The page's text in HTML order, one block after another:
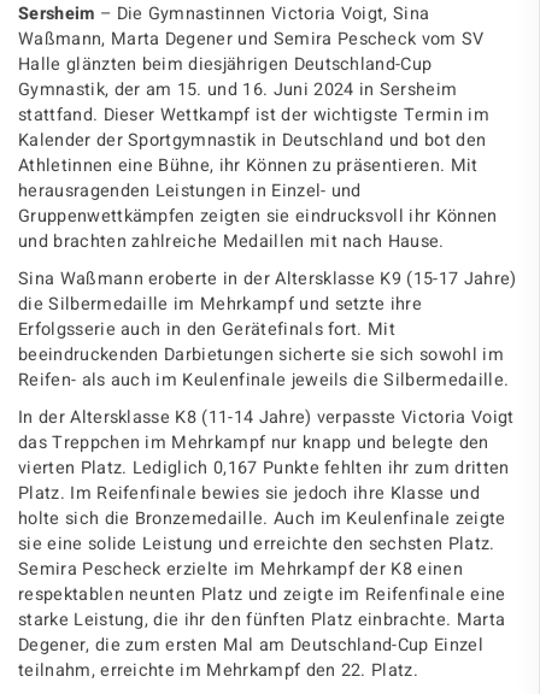
Sersheim – Die Gymnastinnen Victoria Voigt, Sina
Waßmann, Marta Degener und Semira Pescheck vom SV
Halle glänzten beim diesjährigen Deutschland-Cup
Gymnastik, der am 15. und 16. Juni 2024 in Sersheim
stattfand. Dieser Wettkampf ist der wichtigste Termin im
Kalender der Sportgymnastik in Deutschland und bot den
Athletinnen eine Bühne, ihr Können zu präsentieren. Mit
herausragenden Leistungen in Einzel- und
Gruppenwettkämpfen zeigten sie eindrucksvoll ihr Können
und brachten zahlreiche Medaillen mit nach Hause.
Sina Waßmann eroberte in der Altersklasse K9 (15-17 Jahre)
die Silbermedaille im Mehrkampf und setzte ihre
Erfolgsserie auch in den Gerätefinals fort. Mit
beeindruckenden Darbietungen sicherte sie sich sowohl im
Reifen- als auch im Keulenfinale jeweils die Silbermedaille.
In der Altersklasse K8 (11-14 Jahre) verpasste Victoria Voigt
das Treppchen im Mehrkampf nur knapp und belegte den
vierten Platz. Lediglich 0,167 Punkte fehlten ihr zum dritten
Platz. Im Reifenfinale bewies sie jedoch ihre Klasse und
holte sich die Bronzemedaille. Auch im Keulenfinale zeigte
sie eine solide Leistung und erreichte den sechsten Platz.
Semira Pescheck erzielte im Mehrkampf der K8 einen
respektablen neunten Platz und zeigte im Reifenfinale eine
starke Leistung, die ihr den fünften Platz einbrachte. Marta
Degener, die zum ersten Mal am Deutschland-Cup Einzel
teilnahm, erreichte im Mehrkampf den 22. Platz.